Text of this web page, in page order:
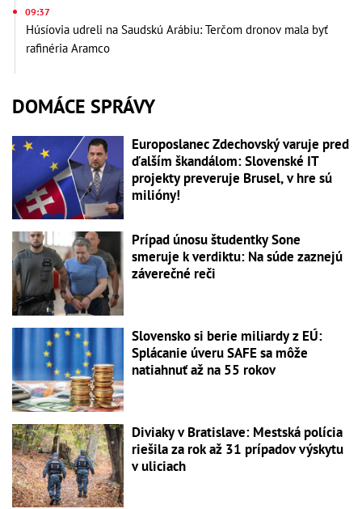
09:37
Húsíovia udreli na Saudskú Arábiu: Terčom dronov mala byť
rafinéria Aramco
DOMÁCE SPRÁVY
Europoslanec Zdechovský varuje pred
ďalším škandálom: Slovenské IT
projekty preveruje Brusel, v hre sú
milióny!
Prípad únosu študentky Sone
smeruje k verdiktu: Na súde zaznejú
záverečné reči
Slovensko si berie miliardy z EÚ:
Splácanie úveru SAFE sa môže
natiahnuť až na 55 rokov
Diviaky v Bratislave: Mestská polícia
riešila za rok až 31 prípadov výskytu
v uliciach